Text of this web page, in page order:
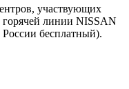
участвующих
горячей линии NISSAN
России бесплатный).